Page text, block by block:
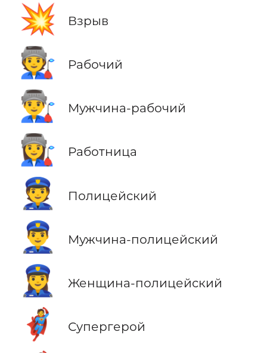
💥 Взрыв
🧑‍🏭 Рабочий
👨‍🏭 Мужчина-рабочий
👩‍🏭 Работница
👮 Полицейский
👮‍♂️ Мужчина-полицейский
👮‍♀️ Женщина-полицейский
🦸 Супергерой